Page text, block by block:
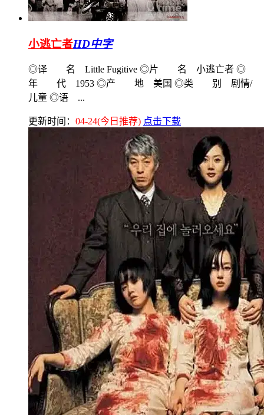
小逃亡者HD中字
◎译 名 Little Fugitive ◎片 名 小逃亡者 ◎
年 代 1953 ◎产 地 美国 ◎类 别 剧情/
儿童 ◎语 ...
更新时间： 04-24(今日推荐) 点击下载